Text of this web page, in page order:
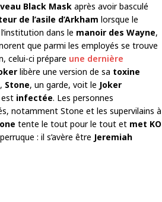
Black Mask après avoir basculé
de l’asile d’Arkham lorsque le
dans le manoir des Wayne,
que parmi les employés se trouve
celui-ci prépare une dernière
libère une version de sa toxine
Stone, un garde, voit le Joker
infectée. Les personnes
notamment Stone et les supervilains à
tente le tout pour le tout et met KO
: il s’avère être Jeremiah